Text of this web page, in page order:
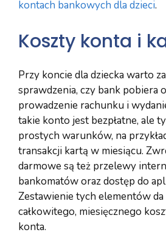
kontach bankowych dla dzieci.
Koszty konta i
Przy koncie dla dziecka warto
sprawdzenia, czy bank pobiera
prowadzenie rachunku i
takie konto jest bezpłatne, ale
prostych warunków, na
transakcji kartą w miesiącu.
darmowe są też przelewy
bankomatów oraz dostęp do
Zestawienie tych elementów
całkowitego, miesięcznego
konta.